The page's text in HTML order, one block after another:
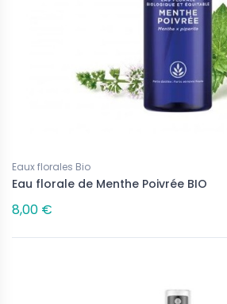
Eaux florales Bio
Eau florale de Menthe Poivrée BIO
8,00 €